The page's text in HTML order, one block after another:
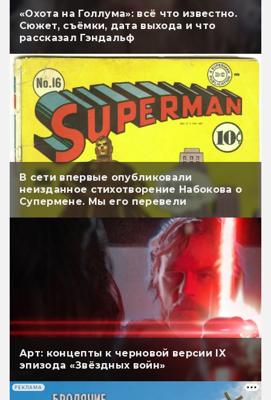
«Охота на Голлума»: всё что известно.
Сюжет, съёмки, дата выхода и что
рассказал Гэндальф
В сети впервые опубликовали
неизданное стихотворение Набокова о
Супермене. Мы его перевели
Арт: концепты к черновой версии IX
эпизода «Звёздных войн»
РЕКЛАМА